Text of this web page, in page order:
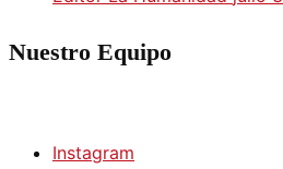
Nuestro Equipo
Instagram